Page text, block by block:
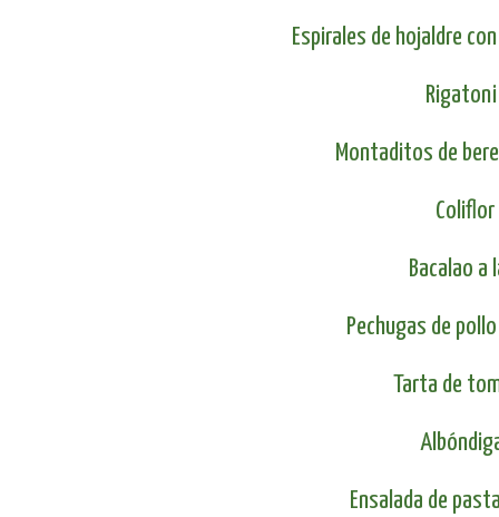
Espirales de hojaldre
Montaditos de
Bacalao
Pechugas de
Tarta de
Ensalada de